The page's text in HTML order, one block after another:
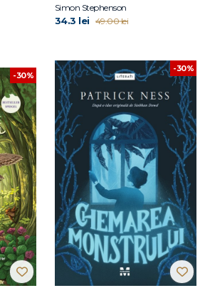
Simon Stephenson
34.3 lei 49.00 lei
-30%
-30%